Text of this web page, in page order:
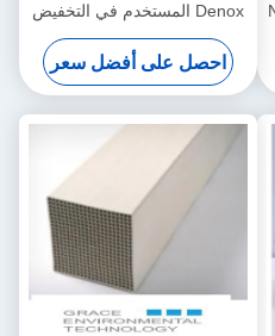
Denox المستخدم في التخفيض
التحفيزي الانتقائي لأكسيد
النيتروجين
احصل على أفضل سعر